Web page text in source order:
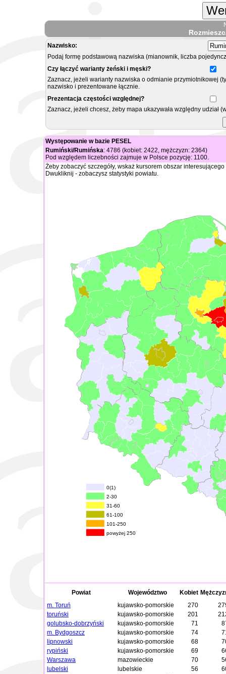
Nazwisko:
Podaj formę podstawową nazwiska (mianownik, liczba
Czy łączyć warianty żeński i męski?
Zaznacz, jeżeli warianty nazwiska o odmianie przymiotnikowej
nazwisko i prezentowane łącznie.
Prezentacja częstości względnej?
Zaznacz, jeżeli chcesz, żeby mapa ukazywała względny
Występowanie w bazie PESEL
Rumiński/Rumińska: 4786 (kobiet: 2422, mężczyzn: 2364)
Pod względem liczebności zajmuje w Polsce pozycję: 1100.
Żeby zobaczyć szczegóły, wskaż kursorem obszar
Dwukliknij - zobaczysz statystyki powiatu.
0(1)
2-30
31-60
61-100
101-250
powyżej 250
Powiat Województwo Kobiet
m. Toruń
kujawsko-pomorskie 270
toruński
kujawsko-pomorskie 201
golubsko-dobrzyński
kujawsko-pomorskie 71
m. Bydgoszcz
kujawsko-pomorskie 74
lipnowski
kujawsko-pomorskie 68
rypiński
kujawsko-pomorskie 69
Warszawa
mazowieckie 70
lubelski
lubelskie 56